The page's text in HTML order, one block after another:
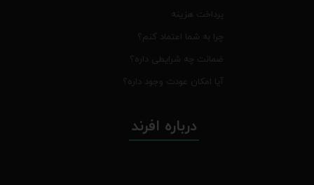
پرداخت هزینه
چرا به شما اعتماد کنم؟
ضمانت چه شرایطی داره؟
آیا امکان عودت وجود داره؟
درباره افرند